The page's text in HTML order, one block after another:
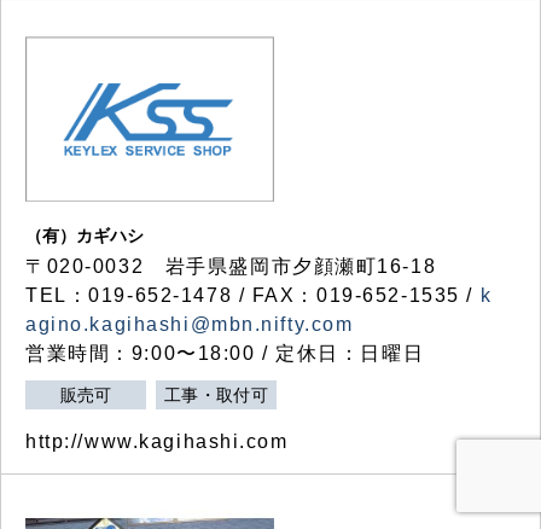
（有）カギハシ
〒020-0032 岩手県盛岡市夕顔瀬町16-18
TEL：019-652-1478 / FAX：019-652-1535 / k
agino.kagihashi@mbn.nifty.com
営業時間：9:00〜18:00 / 定休日：日曜日
販売可 工事・取付可
http://www.kagihashi.com